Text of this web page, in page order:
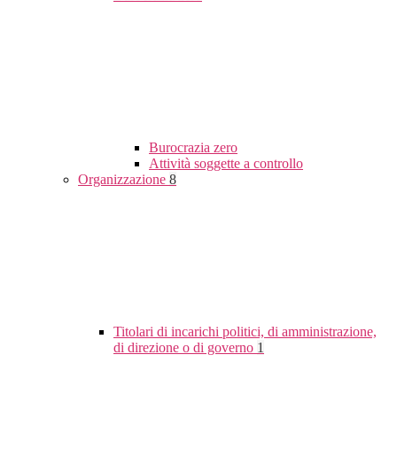
Burocrazia zero
Attività soggette a controllo
Organizzazione 8
Titolari di incarichi politici, di amministrazione,
di direzione o di governo 1